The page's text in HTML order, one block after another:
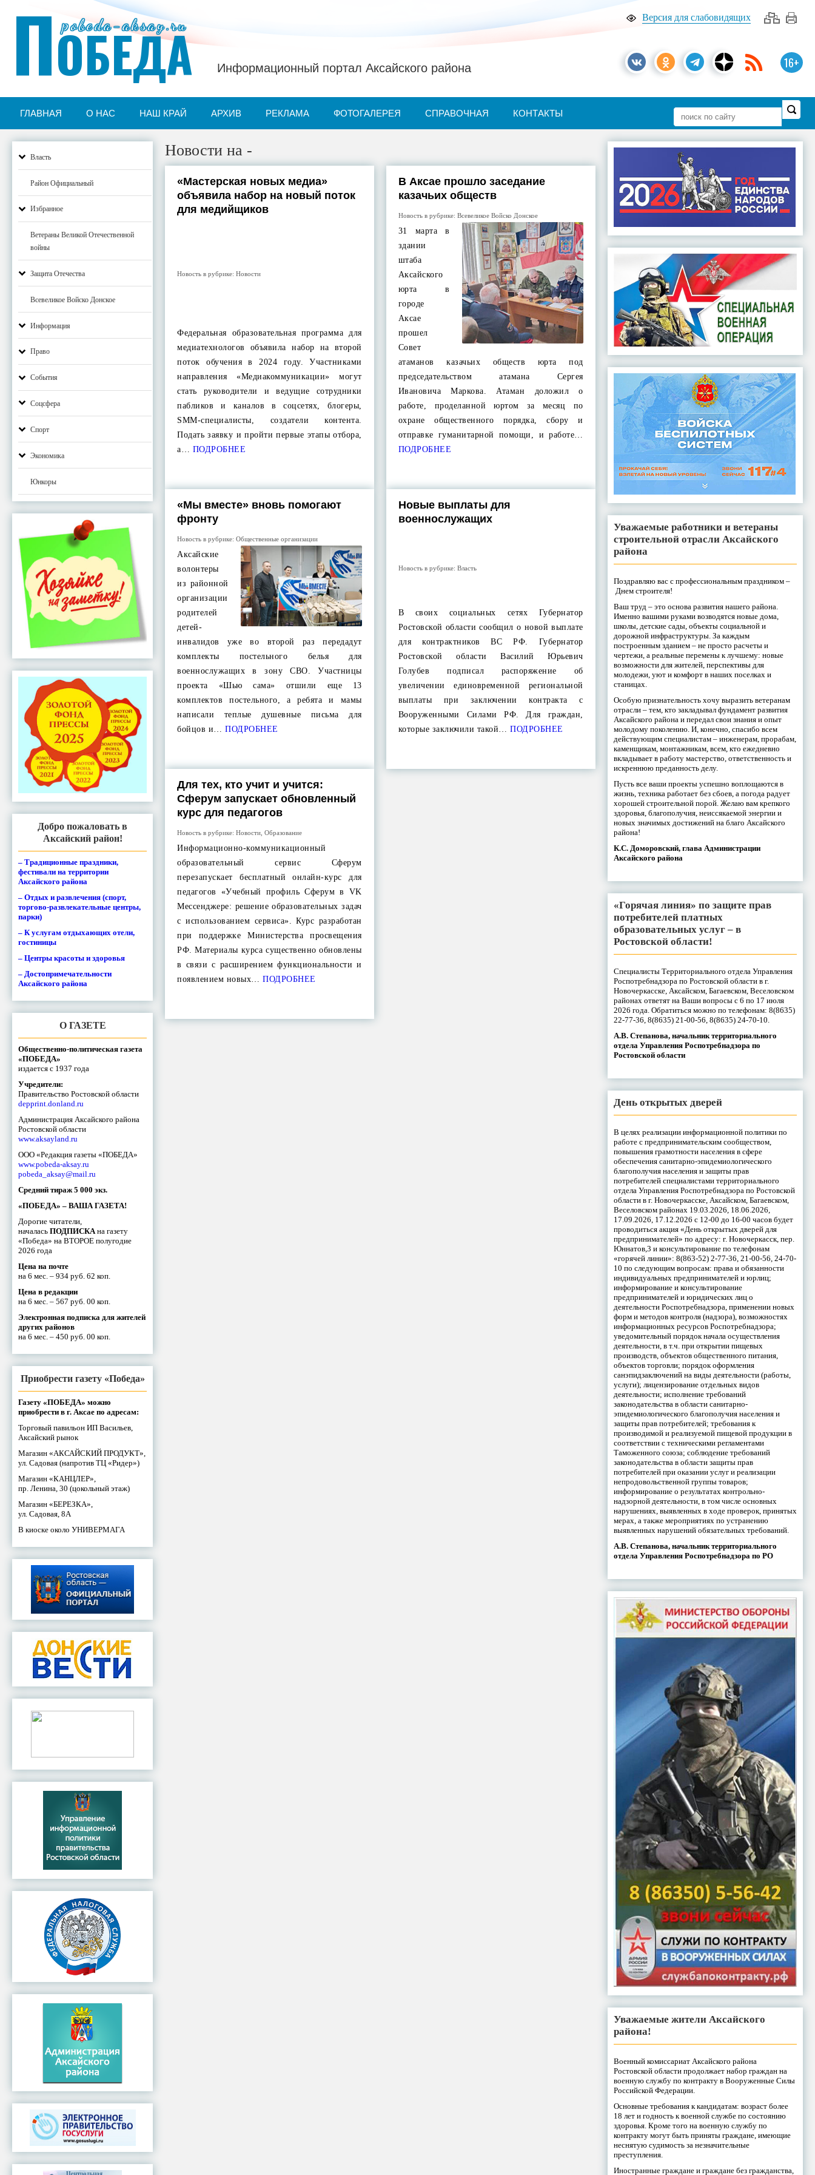
Версия для слабовидящих
16+
pobeda-aksay.ru
ПОБЕДА Информационный портал Аксайского района
ГЛАВНАЯ О НАС НАШ КРАЙ АРХИВ РЕКЛАМА ФОТОГАЛЕРЕЯ СПРАВОЧНАЯ КОНТАКТЫ
Власть
Район Официальный
Избранное
Ветераны Великой Отечественной
войны
Защита Отечества
Всевеликое Войско Донское
Информация
Право
События
Соцсфера
Спорт
Экономика
Юнкоры
Добро пожаловать в
Аксайский район!
– Традиционные праздники,
фестивали на территории
Аксайского района
– Отдых и развлечения (спорт,
торгово-развлекательные центры,
парки)
– К услугам отдыхающих отели,
гостиницы
– Центры красоты и здоровья
– Достопримечательности
Аксайского района
О ГАЗЕТЕ
Общественно-политическая газета
«ПОБЕДА»
издается с 1937 года
Учредители:
Правительство Ростовской области
depprint.donland.ru
Администрация Аксайского района
Ростовской области
www.aksayland.ru
ООО «Редакция газеты «ПОБЕДА»
www.pobeda-aksay.ru
pobeda_aksay@mail.ru
Средний тираж 5 000 экз.
«ПОБЕДА» – ВАША ГАЗЕТА!
Дорогие читатели,
началась ПОДПИСКА на газету
«Победа» на ВТОРОЕ полугодие
2026 года
Цена на почте
на 6 мес. – 934 руб. 62 коп.
Цена в редакции
на 6 мес. – 567 руб. 00 коп.
Электронная подписка для жителей
других районов
на 6 мес. – 450 руб. 00 коп.
Приобрести газету «Победа»
Газету «ПОБЕДА» можно
приобрести в г. Аксае по адресам:
Торговый павильон ИП Васильев,
Аксайский рынок
Магазин «АКСАЙСКИЙ ПРОДУКТ»,
ул. Садовая (напротив ТЦ «Ридер»)
Магазин «КАНЦЛЕР»,
пр. Ленина, 30 (цокольный этаж)
Магазин «БЕРЕЗКА»,
ул. Садовая, 8А
В киоске около УНИВЕРМАГА
Новости на -
«Мастерская новых медиа»
объявила набор на новый поток
для медийщиков
Новость в рубрике:Новости
Федеральная образовательная программа для
медиатехнологов объявила набор на второй
поток обучения в 2024 году. Участниками
направления «Медиакоммуникации» могут
стать руководители и ведущие сотрудники
пабликов и каналов в соцсетях, блогеры,
SMM-специалисты, создатели контента.
Подать заявку и пройти первые этапы отбора,
а… ПОДРОБНЕЕ
В Аксае прошло заседание
казачьих обществ
Новость в рубрике: Всевеликое Войско Донское
31 марта в
здании
штаба
Аксайского
юрта в
городе
Аксае
прошел
Совет
атаманов казачьих обществ юрта под
председательством атамана Сергея
Ивановича Маркова. Атаман доложил о
работе, проделанной юртом за месяц по
охране общественного порядка, сбору и
отправке гуманитарной помощи, и работе…
ПОДРОБНЕЕ
«Мы вместе» вновь помогают
фронту
Новость в рубрике:Общественные организации
Аксайские
волонтеры
из районной
организации
родителей
детей-
инвалидов уже во второй раз передадут
комплекты постельного белья для
военнослужащих в зону СВО. Участницы
проекта «Шью сама» отшили еще 13
комплектов постельного, а ребята и мамы
написали теплые душевные письма для
бойцов и… ПОДРОБНЕЕ
Новые выплаты для
военнослужащих
Новость в рубрике: Власть
В своих социальных сетях Губернатор
Ростовской области сообщил о новой выплате
для контрактников ВС РФ. Губернатор
Ростовской области Василий Юрьевич
Голубев подписал распоряжение об
увеличении единовременной региональной
выплаты при заключении контракта с
Вооруженными Силами РФ. Для граждан,
которые заключили такой… ПОДРОБНЕЕ
Для тех, кто учит и учится:
Сферум запускает обновленный
курс для педагогов
Новость в рубрике:Новости ,Образование
Информационно-коммуникационный
образовательный сервис Сферум
перезапускает бесплатный онлайн-курс для
педагогов «Учебный профиль Сферум в VK
Мессенджере: решение образовательных задач
с использованием сервиса». Курс разработан
при поддержке Министерства просвещения
РФ. Материалы курса существенно обновлены
в связи с расширением функциональности и
появлением новых… ПОДРОБНЕЕ
Уважаемые работники и ветераны
строительной отрасли Аксайского
района
Поздравляю вас с профессиональным праздником –
Днем строителя!
Ваш труд – это основа развития нашего района.
Именно вашими руками возводятся новые дома,
школы, детские сады, объекты социальной и
дорожной инфраструктуры. За каждым
построенным зданием – не просто расчеты и
чертежи, а реальные перемены к лучшему: новые
возможности для жителей, перспективы для
молодежи, уют и комфорт в наших поселках и
станицах.
Особую признательность хочу выразить ветеранам
отрасли – тем, кто закладывал фундамент развития
Аксайского района и передал свои знания и опыт
молодому поколению. И, конечно, спасибо всем
действующим специалистам – инженерам, прорабам,
каменщикам, монтажникам, всем, кто ежедневно
вкладывает в работу мастерство, ответственность и
искреннюю преданность делу.
Пусть все ваши проекты успешно воплощаются в
жизнь, техника работает без сбоев, а погода радует
хорошей строительной порой. Желаю вам крепкого
здоровья, благополучия, неиссякаемой энергии и
новых значимых достижений на благо Аксайского
района!
К.С. Доморовский, глава Администрации
Аксайского района
«Горячая линия» по защите прав
потребителей платных
образовательных услуг – в
Ростовской области!
Специалисты Территориального отдела Управления
Роспотребнадзора по Ростовской области в г.
Новочеркасске, Аксайском, Багаевском, Веселовском
районах ответят на Ваши вопросы с 6 по 17 июля
2026 года. Обратиться можно по телефонам: 8(8635)
22-77-36, 8(8635) 21-00-56, 8(8635) 24-70-10.
А.В. Степанова, начальник территориального
отдела Управления Роспотребнадзора по
Ростовской области
День открытых дверей
В целях реализации информационной политики по
работе с предпринимательским сообществом,
повышения грамотности населения в сфере
обеспечения санитарно-эпидемиологического
благополучия населения и защиты прав
потребителей специалистами территориального
отдела Управления Роспотребнадзора по Ростовской
области в г. Новочеркасске, Аксайском, Багаевском,
Веселовском районах 19.03.2026, 18.06.2026,
17.09.2026, 17.12.2026 с 12-00 до 16-00 часов будет
проводиться акция «День открытых дверей для
предпринимателей» по адресу: г. Новочеркасск, пер.
Юннатов,3 и консультирование по телефонам
«горячей линии»: 8(863-52) 2-77-36, 21-00-56, 24-70-
10 по следующим вопросам: права и обязанности
индивидуальных предпринимателей и юрлиц;
информирование и консультирование
предпринимателей и юридических лиц о
деятельности Роспотребнадзора, применении новых
форм и методов контроля (надзора), возможностях
информационных ресурсов Роспотребнадзора;
уведомительный порядок начала осуществления
деятельности, в т.ч. при открытии пищевых
производств, объектов общественного питания,
объектов торговли; порядок оформления
санэпидзаключений на виды деятельности (работы,
услуги); лицензирование отдельных видов
деятельности; исполнение требований
законодательства в области санитарно-
эпидемиологического благополучия населения и
защиты прав потребителей; требования к
производимой и реализуемой пищевой продукции в
соответствии с техническими регламентами
Таможенного союза; соблюдение требований
законодательства в области защиты прав
потребителей при оказании услуг и реализации
непродовольственной группы товаров;
информирование о результатах контрольно-
надзорной деятельности, в том числе основных
нарушениях, выявленных в ходе проверок, принятых
мерах, а также мероприятиях по устранению
выявленных нарушений обязательных требований.
А.В. Степанова, начальник территориального
отдела Управления Роспотребнадзора по РО
Уважаемые жители Аксайского
района!
Военный комиссариат Аксайского района
Ростовской области продолжает набор граждан на
военную службу по контракту в Вооруженные Силы
Российской Федерации.
Основные требования к кандидатам: возраст более
18 лет и годность к военной службе по состоянию
здоровья. Кроме того на военную службу по
контракту могут быть приняты граждане, имеющие
неснятую судимость за незначительные
преступления.
Иностранные граждане и граждане без гражданства,